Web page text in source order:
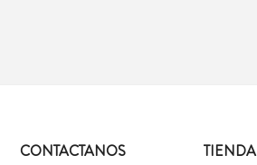
CONTACTANOS TIENDA